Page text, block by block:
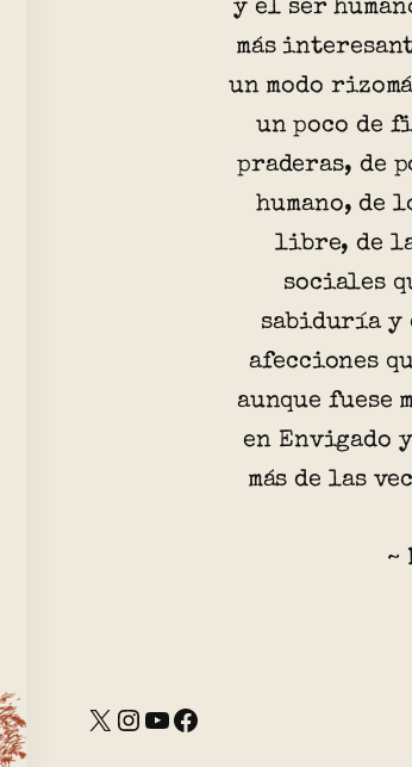
y el ser
más
un modo
un poco de
praderas, de
humano, de
libre, de la
sociales
sabiduría y
afecciones
aunque fuese
en Envigado
más de las
~
X Instagram YouTube Facebook